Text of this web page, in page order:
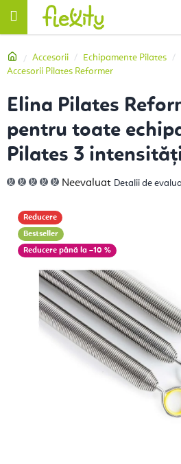
AcasăAccesorii Echipamente Pilates
Accesorii Pilates Reformer
Elina Pilates
pentru toate
Pilates 3
Evaluarea
medie
este
0,0
din
5
stele.
Neevaluat Detalii de
Reducere
Bestseller
până la –10 %